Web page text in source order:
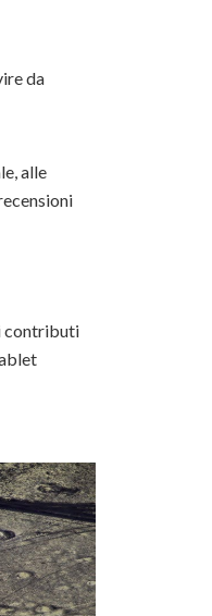
da
alle
contributi